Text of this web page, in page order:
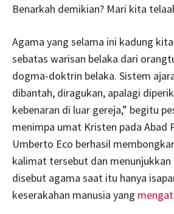
Benarkah demikian? Mari kita
Agama yang selama ini kadung
sebatas warisan belaka dari
dogma-doktrin belaka. Sistem
dibantah, diragukan, apalagi
kebenaran di luar gereja,” begitu
menimpa umat Kristen pada Abad
Umberto Eco berhasil
kalimat tersebut dan menunjukkan
disebut agama saat itu hanya
keserakahan manusia yang